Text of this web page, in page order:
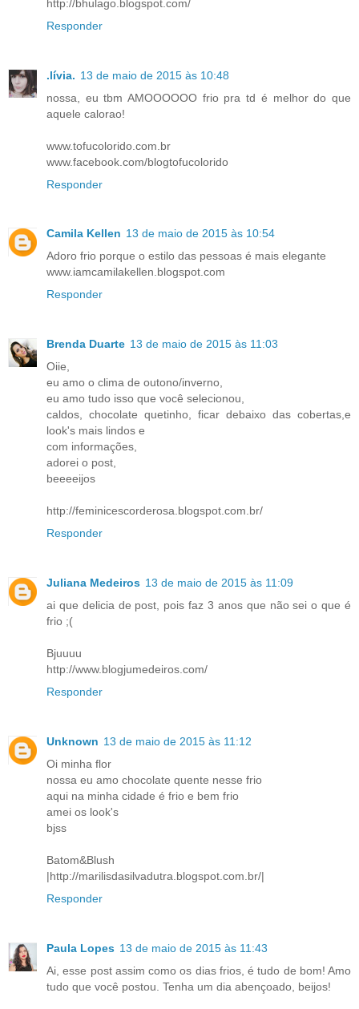
http://bhulago.blogspot.com/
Responder
.lívia. 13 de maio de 2015 às 10:48
nossa, eu tbm AMOOOOOO frio pra td é melhor do que
aquele calorao!
www.tofucolorido.com.br
www.facebook.com/blogtofucolorido
Responder
Camila Kellen 13 de maio de 2015 às 10:54
Adoro frio porque o estilo das pessoas é mais elegante
www.iamcamilakellen.blogspot.com
Responder
Brenda Duarte 13 de maio de 2015 às 11:03
Oiie,
eu amo o clima de outono/inverno,
eu amo tudo isso que você selecionou,
caldos, chocolate quetinho, ficar debaixo das cobertas,e
look's mais lindos e
com informações,
adorei o post,
beeeeijos
http://feminicescorderosa.blogspot.com.br/
Responder
Juliana Medeiros 13 de maio de 2015 às 11:09
ai que delicia de post, pois faz 3 anos que não sei o que é
frio ;(
Bjuuuu
http://www.blogjumedeiros.com/
Responder
Unknown 13 de maio de 2015 às 11:12
Oi minha flor
nossa eu amo chocolate quente nesse frio
aqui na minha cidade é frio e bem frio
amei os look's
bjss
Batom&Blush
|http://marilisdasilvadutra.blogspot.com.br/|
Responder
Paula Lopes 13 de maio de 2015 às 11:43
Ai, esse post assim como os dias frios, é tudo de bom! Amo
tudo que você postou. Tenha um dia abençoado, beijos!